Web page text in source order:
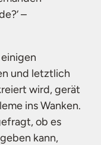
–
und letztlich
wird, gerät
ins Wanken.
ob es
kann,